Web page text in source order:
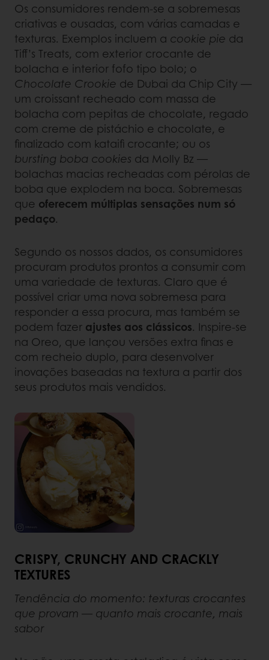
Os consumidores rendem-se a sobremesas
criativas e ousadas, com várias camadas e
texturas. Exemplos incluem a cookie pie da
Tiff’s Treats, com exterior crocante de
bolacha e interior fofo tipo bolo; o
Chocolate Crookie de Dubai da Chip City —
um croissant recheado com massa de
bolacha com pepitas de chocolate, regado
com creme de pistáchio e chocolate, e
finalizado com kataifi crocante; ou os
bursting boba cookies da Molly Bz —
bolachas macias recheadas com pérolas de
boba que explodem na boca. Sobremesas
que oferecem múltiplas sensações num só
pedaço.
Segundo os nossos dados, os consumidores
procuram produtos prontos a consumir com
uma variedade de texturas. Claro que é
possível criar uma nova sobremesa para
responder a essa procura, mas também se
podem fazer ajustes aos clássicos. Inspire-se
na Oreo, que lançou versões extra finas e
com recheio duplo, para desenvolver
inovações baseadas na textura a partir dos
seus produtos mais vendidos.
CRISPY, CRUNCHY AND CRACKLY
TEXTURES
Tendência do momento: texturas crocantes
que provam — quanto mais crocante, mais
sabor